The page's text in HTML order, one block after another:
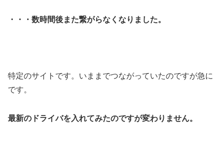
・・・数時間後また繋がらなくなりました。
特定のサイトです。いままでつながっていたのですが急に
です。
最新のドライバを入れてみたのですが変わりません。